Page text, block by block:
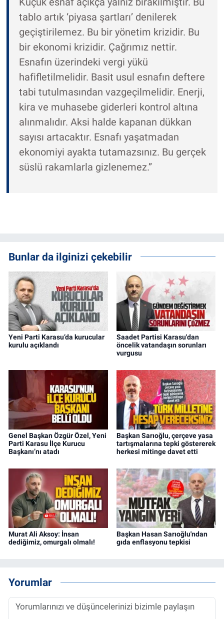
tablo artık ‘piyasa şartları’ denilerek
geçiştirilemez. Bu bir yönetim krizidir. Bu
bir ekonomi krizidir. Çağrımız nettir.
Esnafın üzerindeki vergi yükü
hafifletilmelidir. Basit usul esnafın deftere
tabi tutulmasından vazgeçilmelidir. Enerji,
kira ve muhasebe giderleri kontrol altına
alınmalıdır. Aksi halde kapanan dükkan
sayısı artacaktır. Esnafı yaşatmadan
ekonomiyi ayakta tutamazsınız. Bu gerçek
süslü rakamlarla gizlenemez.”
Bunlar da ilginizi çekebilir
Yeni Parti Karasu’da kurucular
kurulu açıklandı
Saadet Partisi Karasu'dan
öncelik vatandaşın sorunları
vurgusu
Genel Başkan Özgür Özel, Yeni
Parti Karasu İlçe Kurucu
Başkanı’nı atadı
Başkan Sarıoğlu, çerçeve yasa
tartışmalarına tepki göstererek
herkesi mitinge davet etti
Murat Ali Aksoy: İnsan
dediğimiz, omurgalı olmalı!
Başkan Hasan Sarıoğlu'ndan
gıda enflasyonu tepkisi
Yorumlar